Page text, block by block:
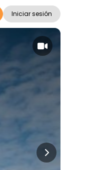
Iniciar sesión